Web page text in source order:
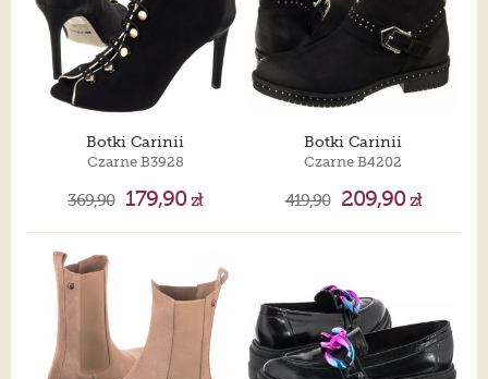
Botki Carinii
Czarne B3928
369,90 179,90zł
Botki Carinii
Czarne B4202
419,90 209,90zł